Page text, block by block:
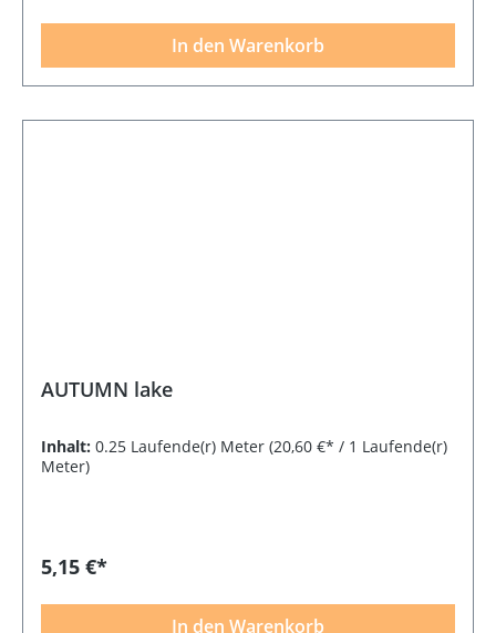
In den Warenkorb
AUTUMN lake
Inhalt: 0.25 Laufende(r) Meter (20,60 €* / 1 Laufende(r)
Meter)
5,15 €*
In den Warenkorb